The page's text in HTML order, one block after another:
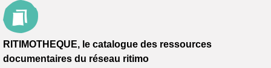
RITIMOTHEQUE, le catalogue des ressources
documentaires du réseau ritimo